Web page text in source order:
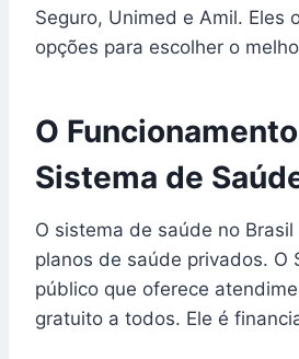
Seguro, Unimed e Amil. Eles
opções para escolher o
O
Sistema de
O sistema de saúde no Brasil
planos de saúde privados. O
público que oferece
gratuito a todos. Ele é